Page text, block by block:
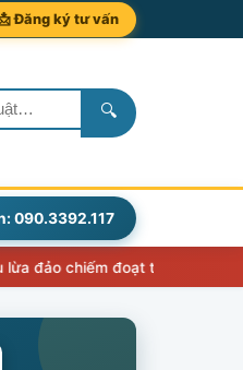
Đăng ký tư vấn
🔍
090.3392.117
đoạt tài sản